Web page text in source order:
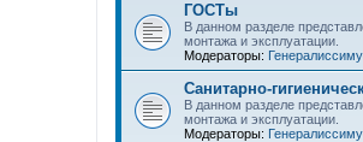
ГОСТы
В данном разделе
монтажа и эксплуатации.
Модераторы:
Санитарно-
В данном разделе
монтажа и эксплуатации.
Модераторы: